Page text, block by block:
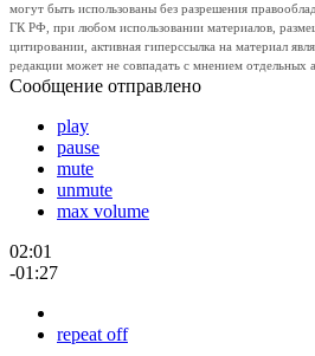
могут быть использованы без разрешения
ГК РФ, при любом использовании материалов,
цитировании, активная гиперссылка на материал
редакции может не совпадать с мнением отдельных
Сообщение отправлено
play
pause
mute
unmute
max volume
02:01
-01:27
repeat off